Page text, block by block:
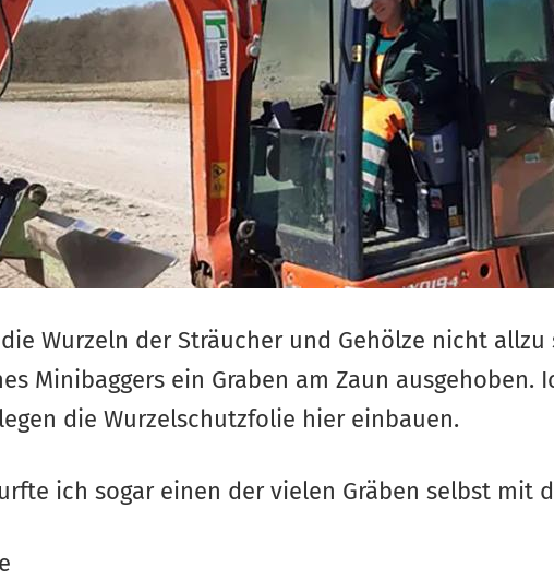
Wurzeln der Sträucher und Gehölze nicht
Minibaggers ein Graben am Zaun ausgehoben.
die Wurzelschutzfolie hier einbauen.
ich sogar einen der vielen Gräben selbst mit